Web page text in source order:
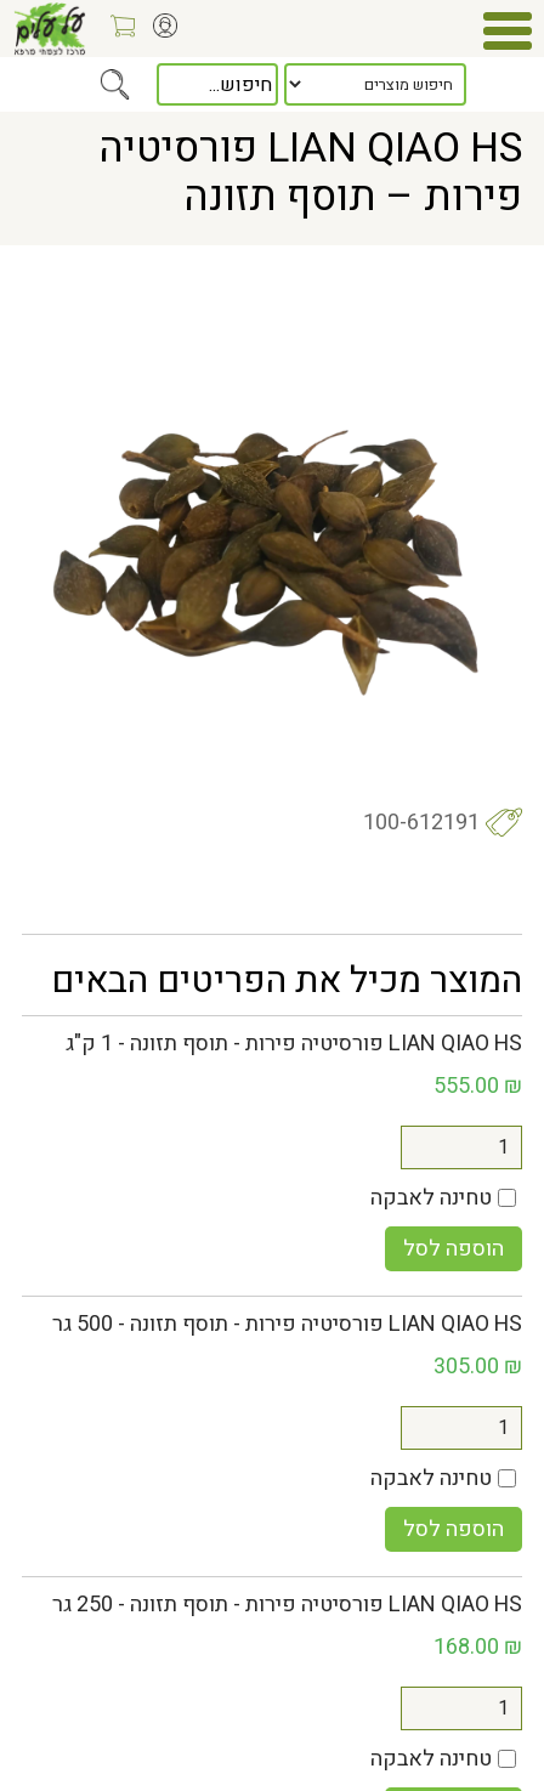
Home> LIAN QIAO HS פורסיטיה פירות – תוסף תזונה
LIAN QIAO HS פורסיטיה
פירות – תוסף תזונה
100-612191
המוצר מכיל את הפריטים הבאים
LIAN QIAO HS פורסיטיה פירות - תוסף תזונה - 1 ק"ג
555.00 ₪
טחינה לאבקה
הוספה לסל
LIAN QIAO HS פורסיטיה פירות - תוסף תזונה - 500 גר
305.00 ₪
טחינה לאבקה
הוספה לסל
LIAN QIAO HS פורסיטיה פירות - תוסף תזונה - 250 גר
168.00 ₪
טחינה לאבקה